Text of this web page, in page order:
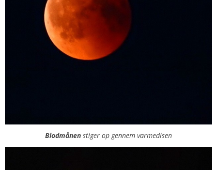
Blodmånen stiger op gennem varmedisen